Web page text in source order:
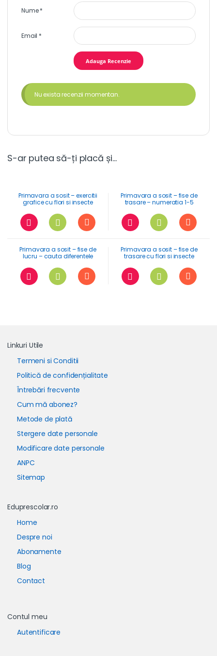
Nume*
Email *
Nu exista recenzii momentan.
S-ar putea să-ți placă și…
Primavara a sosit – exercitii
grafice cu flori si insecte
Primavara a sosit – fise de
trasare – numeratia 1-5
Primavara a sosit – fise de
lucru – cauta diferentele
Primavara a sosit – fise de
trasare cu flori si insecte
Linkuri Utile
Termeni si Conditii
Politică de confidențialitate
Întrebări frecvente
Cum mă abonez?
Metode de plată
Stergere date personale
Modificare date personale
ANPC
Sitemap
Eduprescolar.ro
Home
Despre noi
Abonamente
Blog
Contact
Contul meu
Autentificare